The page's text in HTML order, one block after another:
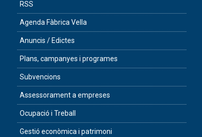
RSS
Agenda Fàbrica Vella
Anuncis / Edictes
Plans, campanyes i programes
Subvencions
Assessorament a empreses
Ocupació i Treball
Gestió econòmica i patrimoni